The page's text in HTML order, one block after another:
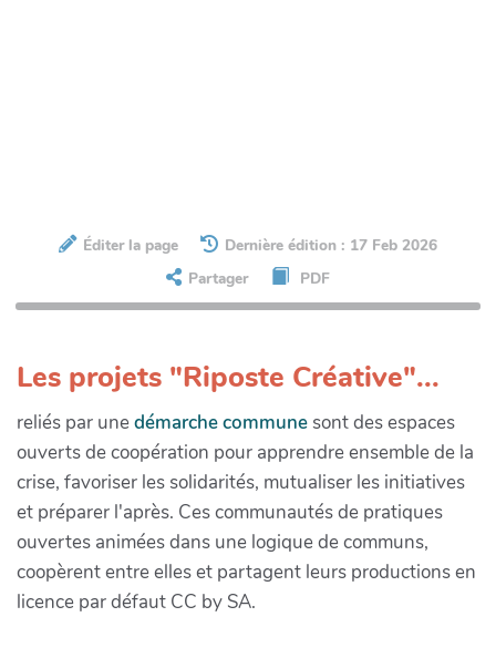
Éditer la page
Dernière édition : 17 Feb 2026
Partager
PDF